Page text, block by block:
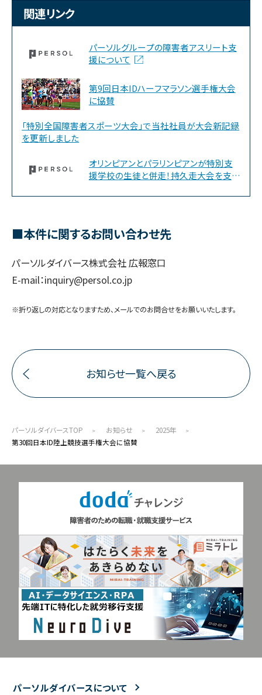
関連リンク
パーソルグループの障害者アスリート支
援について
第9回日本IDハーフマラソン選手権大会
に協賛
「特別全国障害者スポーツ大会」で当社社員が大会新記録
を更新しました
オリンピアンとパラリンピアンが特別支
援学校の生徒と併走！持久走大会を支援
■本件に関するお問い合わせ先
パーソルダイバース株式会社 広報窓口
E-mail：inquiry@persol.co.jp
※折り返しの対応となりますため、メールでのお問合せをお願いいたします。
お知らせ一覧へ戻る
パーソルダイバースTOP お知らせ
2025年
第30回日本ID陸上競技選手権大会に協賛
パーソルダイバースについて